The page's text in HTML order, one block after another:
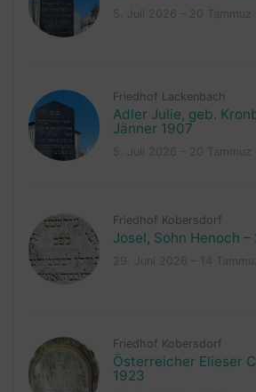
Friedhof Lackenbach
Adler Julie, geb.
Jänner 1907
Friedhof Kobersdorf
Josel, Sohn Henoch –
Friedhof Kobersdorf
Österreicher Elieser
1923